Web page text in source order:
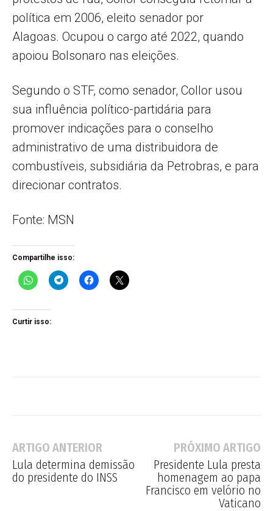
política em 2006, eleito senador por
Alagoas. Ocupou o cargo até 2022, quando
apoiou Bolsonaro nas eleições.
Segundo o STF, como senador, Collor usou
sua influência político-partidária para
promover indicações para o conselho
administrativo de uma distribuidora de
combustíveis, subsidiária da Petrobras, e para
direcionar contratos.
Fonte: MSN
Compartilhe isso:
Curtir isso:
ARTIGO ANTERIOR
Lula determina demissão
do presidente do INSS
PRÓXIMO ARTIGO
Presidente Lula presta
homenagem ao papa
Francisco em velório no
Vaticano